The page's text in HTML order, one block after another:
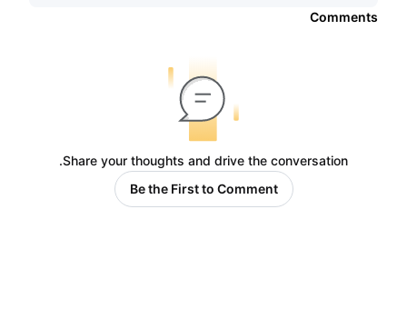
Comments
Share your thoughts and drive the conversation.
Be the First to Comment